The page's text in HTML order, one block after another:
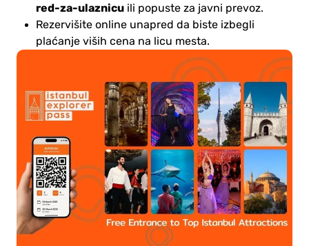
red-za-ulaznicu ili popuste za javni prevoz.
Rezervišite online unapred da biste izbegli
plaćanje viših cena na licu mesta.